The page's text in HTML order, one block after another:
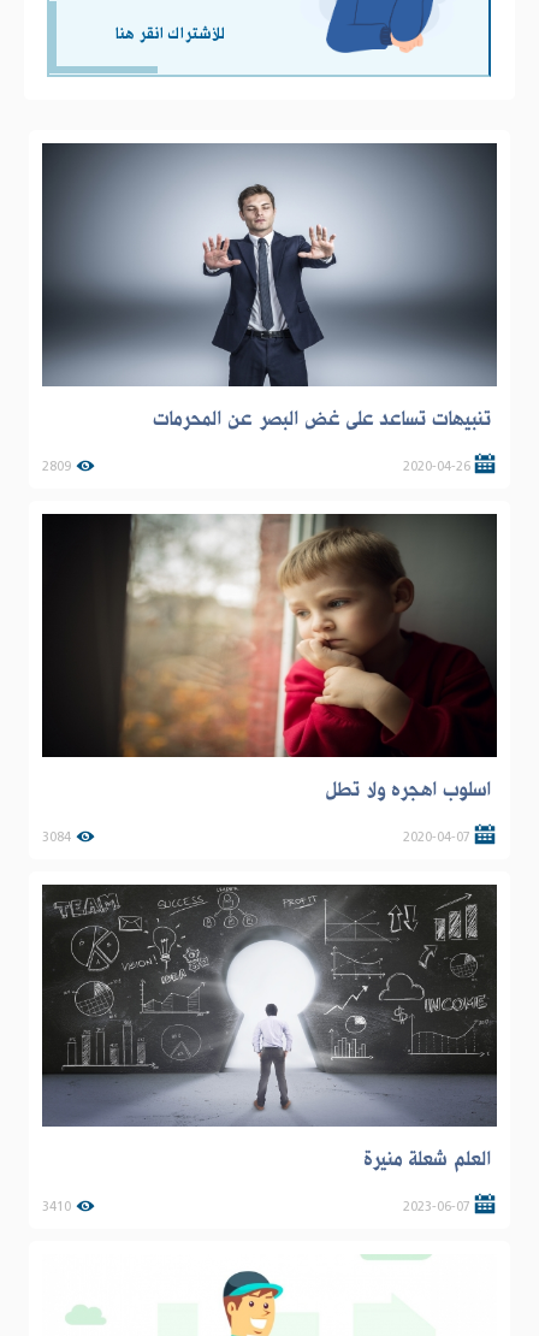
للأشتراك انقر هنا
تنبيهات تساعد على غض البصر عن المحرمات
2020-04-26
2809
اسلوب اهجره ولا تطل
2020-04-07
3084
العلم شعلة منيرة
2023-06-07
3410